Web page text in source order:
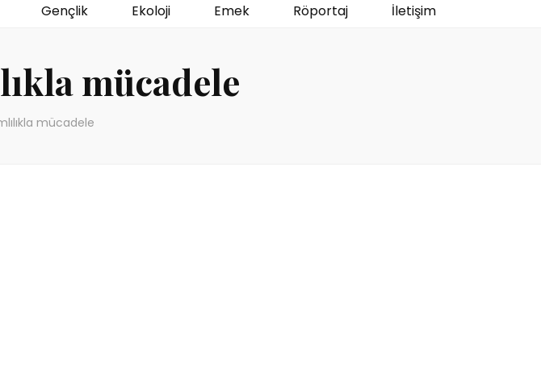
Gençlik Ekoloji Emek Röportaj İletişim
mücadele
mücadele